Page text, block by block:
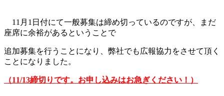
11月1日付にて一般募集は締め切っているのですが、まだ
座席に余裕があるということで
追加募集を行うことになり、弊社でも広報協力をさせて頂く
ことになりました。
（11/13締切りです。お申し込みはお急ぎください！）